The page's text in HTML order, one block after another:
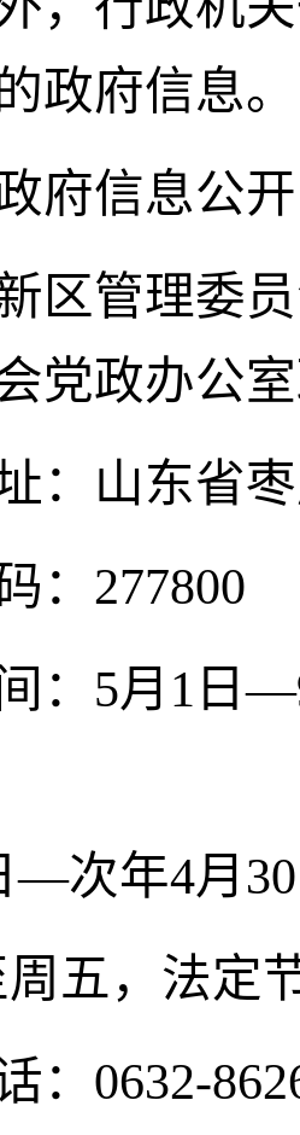
政府信息。
政府信息公
区管理委
党政办公
：山东省
：277800
： 5月1日
—次年4月
五，法定
：0632-